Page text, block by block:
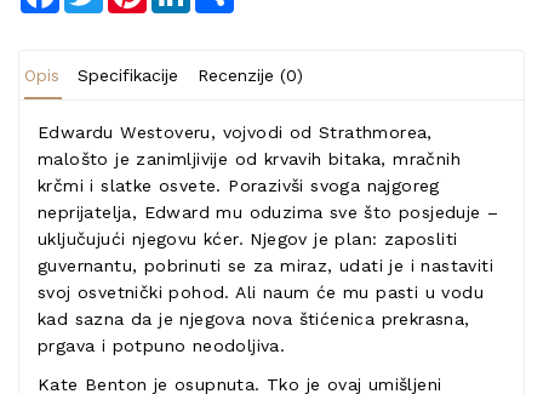
Opis Specifikacije Recenzije (0)
Edwardu Westoveru, vojvodi od Strathmorea,
malošto je zanimljivije od krvavih bitaka, mračnih
krčmi i slatke osvete. Porazivši svoga najgoreg
neprijatelja, Edward mu oduzima sve što posjeduje –
uključujući njegovu kćer. Njegov je plan: zaposliti
guvernantu, pobrinuti se za miraz, udati je i nastaviti
svoj osvetnički pohod. Ali naum će mu pasti u vodu
kad sazna da je njegova nova štićenica prekrasna,
prgava i potpuno neodoljiva.
Kate Benton je osupnuta. Tko je ovaj umišljeni